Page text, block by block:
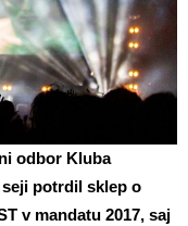
odbor Kluba
potrdil sklep o
v mandatu 2017, saj